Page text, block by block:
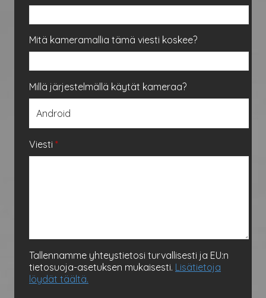
Mitä kameramallia tämä viesti koskee?
Millä järjestelmällä käytät kameraa?
Viesti *
Tallennamme yhteystietosi turvallisesti ja EU:n
tietosuoja-asetuksen mukaisesti. Lisätietoja
löydät täältä.